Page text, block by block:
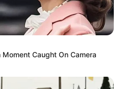
Caught On Camera